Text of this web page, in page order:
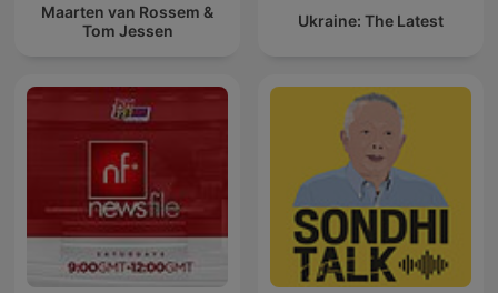
Maarten van Rossem &
Tom Jessen
Ukraine: The Latest